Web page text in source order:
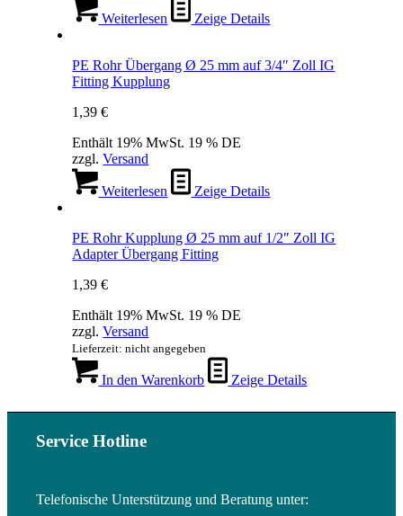
Weiterlesen Zeige Details
PE Rohr Übergang Ø 25 mm auf 3/4″ Zoll IG
Fitting Kupplung
1,39€
Enthält 19% MwSt. 19 % DE
zzgl.Versand
Weiterlesen Zeige Details
PE Rohr Kupplung Ø 25 mm auf 1/2″ Zoll IG
Adapter Übergang Fitting
1,39€
Enthält 19% MwSt. 19 % DE
zzgl.Versand
Lieferzeit: nicht angegeben
In den Warenkorb Zeige Details
Service Hotline
Telefonische Unterstützung und Beratung unter: